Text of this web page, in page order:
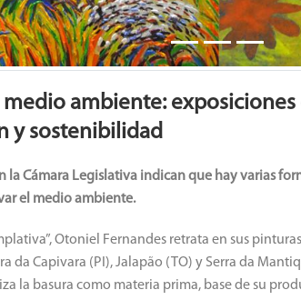
ambiente: exposiciones
y sostenibilidad
la Cámara Legislativa indican que hay varias
el medio ambiente.
Otoniel Fernandes retrata en sus
da Capivara (PI), Jalapão (TO) y Serra da
la basura como materia prima, base de su